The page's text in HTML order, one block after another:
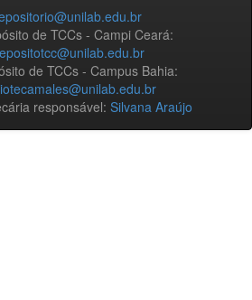
de TCCs - Campi Ceará:
de TCCs - Campus Bahia:
responsável: Silvana Araújo